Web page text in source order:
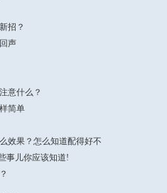
招？
声
意什么？
简单
效果？怎么知道配得好不
事儿你应该知道!